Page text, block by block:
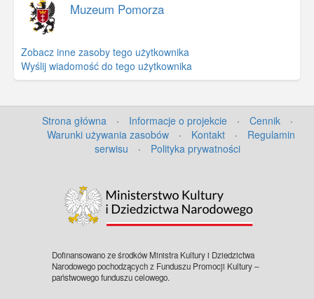
Muzeum Pomorza
Zobacz inne zasoby tego użytkownika
Wyślij wiadomość do tego użytkownika
Strona główna · Informacje o projekcie · Cennik
·
Warunki używania zasobów
· Kontakt ·
Regulamin
serwisu
· Polityka prywatności
Dofinansowano ze środków Ministra Kultury i Dziedzictwa
Narodowego pochodzących z Funduszu Promocji Kultury –
państwowego funduszu celowego.